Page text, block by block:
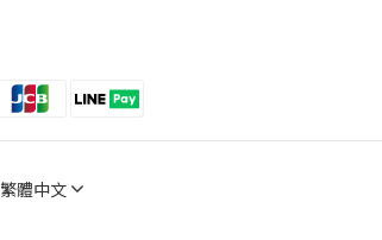
繁體中文